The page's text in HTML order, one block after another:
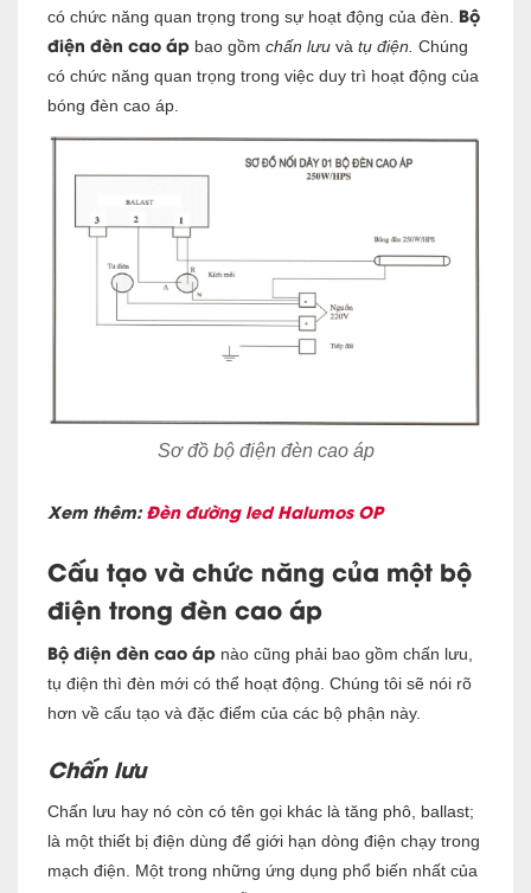
có chức năng quan trọng trong sự hoạt động của đèn. Bộ
điện đèn cao áp bao gồm chấn lưu và tụ điện. Chúng
có chức năng quan trọng trong việc duy trì hoạt động của
bóng đèn cao áp.
Sơ đồ bộ điện đèn cao áp
Xem thêm:Đèn đường led Halumos OP
Cấu tạo và chức năng của một bộ
điện trong đèn cao áp
Bộ điện đèn cao áp nào cũng phải bao gồm chấn lưu,
tụ điện thì đèn mới có thể hoạt động. Chúng tôi sẽ nói rõ
hơn về cấu tạo và đặc điểm của các bộ phận này.
Chấn lưu
Chấn lưu hay nó còn có tên gọi khác là tăng phô, ballast;
là một thiết bị điện dùng để giới hạn dòng điện chạy trong
mạch điện. Một trong những ứng dụng phổ biến nhất của